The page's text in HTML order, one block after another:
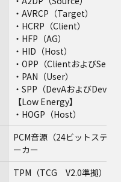
・AVRCP（Target）
・HCRP（Client）
・HFP（AG）
・HID（Host）
・OPP（Clientおよび
・PAN（User）
・SPP（DevAおよびDevB）
【Low Energy】
・HOGP（Host）
PCM音源（24ビットステ
ーカー
TPM（TCG V2.0準拠）